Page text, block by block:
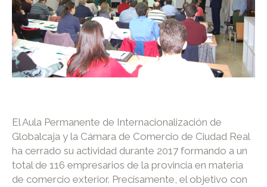
El Aula Permanente de Internacionalización de
Globalcaja y la Cámara de Comercio de Ciudad Real
ha cerrado su actividad durante 2017 formando a un
total de 116 empresarios de la provincia en materia
de comercio exterior. Precisamente, el objetivo con